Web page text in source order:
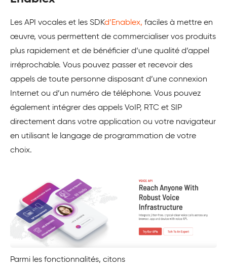
Les API vocales et les SDKd’Enablex, faciles à mettre en
œuvre, vous permettent de commercialiser vos produits
plus rapidement et de bénéficier d’une qualité d’appel
irréprochable. Vous pouvez passer et recevoir des
appels de toute personne disposant d’une connexion
Internet ou d’un numéro de téléphone. Vous pouvez
également intégrer des appels VoIP, RTC et SIP
directement dans votre application ou votre navigateur
en utilisant le langage de programmation de votre
choix.
Parmi les fonctionnalités, citons